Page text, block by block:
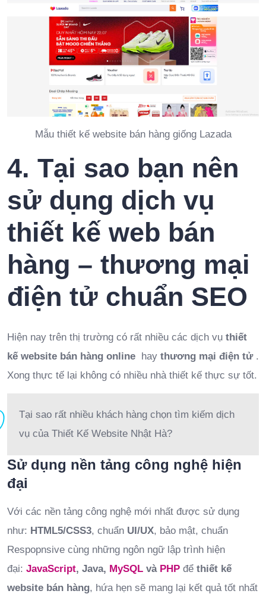
Mẫu thiết kế website bán hàng giống Lazada
4. Tại sao bạn nên
sử dụng dịch vụ
thiết kế web bán
hàng – thương mại
điện tử chuẩn SEO
Hiện nay trên thị trường có rất nhiều các dịch vụ thiết
kế website bán hàng online
hay thương mại điện tử.
Xong thực tế lại không có nhiều nhà thiết kế thực sự tốt.
Tại sao rất nhiều khách hàng chọn tìm kiếm dịch
vụ của Thiết Kế Website Nhật Hà?
Sử dụng nền tảng công nghệ hiện
đại
Với các nền tảng công nghệ mới nhất được sử dụng
như: HTML5/CSS3, chuẩn UI/UX, bảo mật, chuẩn
Respopnsive cùng những ngôn ngữ lập trình hiện
đại: JavaScript, Java, MySQL và PHP để thiết kế
website bán hàng, hứa hẹn sẽ mang lại kết quả tốt nhất